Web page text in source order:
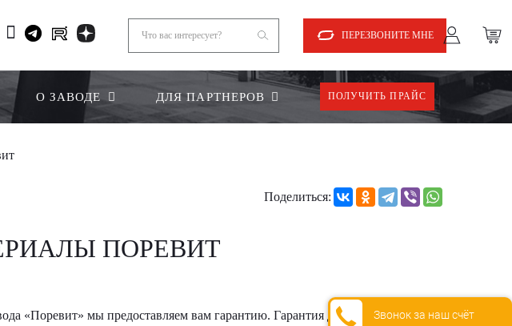
ПЕРЕЗВОНИТЕ МНЕ
О ЗАВОДЕ ДЛЯ ПАРТНЕРОВ ПОЛУЧИТЬ ПРАЙС
Поделиться:
ПОРЕВИТ
«Поревит» мы предоставляем вам гарантию. Гарантия даётся наЗвонок за наш счёт